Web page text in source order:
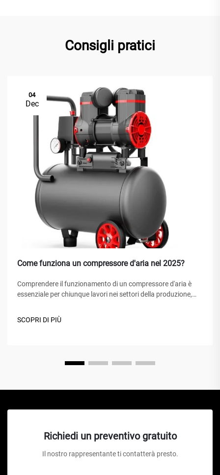
Consigli pratici
04
Dec
Come funziona un compressore d'aria nel 2025?
Comprendere il funzionamento di un compressore d'aria è
essenziale per chiunque lavori nei settori della produzione,
progetti fai-da-te. Un compressore d'aria è un dispositivo
SCOPRI DI PIÙ
Richiedi un preventivo gratuito
Il nostro rappresentante ti contatterà presto.